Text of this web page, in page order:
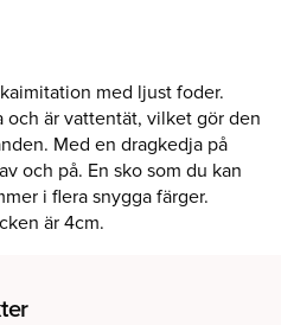
med ljust foder.
och är vattentät, vilket gör den
Med en dragkedja på
och på. En sko som du kan
i flera snygga färger.
är 4cm.